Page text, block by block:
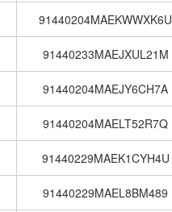
91440204MAEKWWXK6U
91440233MAEJXUL21M
91440204MAEJY6CH7A
91440204MAELT52R7Q
91440229MAEK1CYH4U
91440229MAEL8BM489